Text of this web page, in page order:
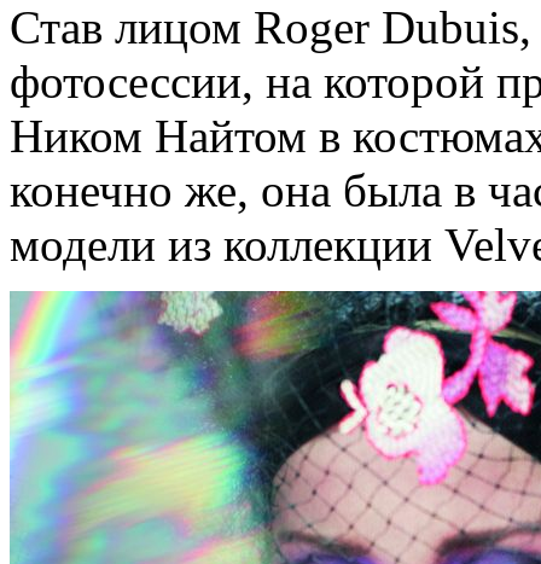
Став лицом Roger
фотосессии, на которой
Ником Найтом в
конечно же, она была в
модели из коллекции